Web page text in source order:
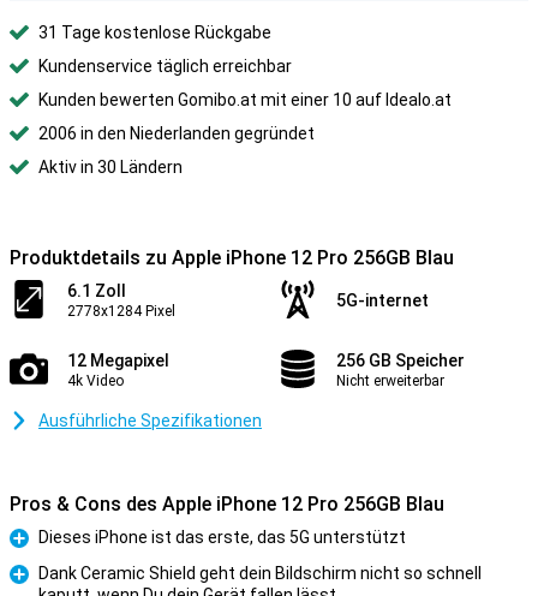
31 Tage kostenlose Rückgabe
Kundenservice täglich erreichbar
Kunden bewerten Gomibo.at mit einer 10 auf Idealo.at
2006 in den Niederlanden gegründet
Aktiv in 30 Ländern
Produktdetails zu Apple iPhone 12 Pro 256GB Blau
6.1 Zoll
2778x1284 Pixel
5G-internet
12 Megapixel
4k Video
256 GB Speicher
Nicht erweiterbar
Ausführliche Spezifikationen
Pros & Cons des Apple iPhone 12 Pro 256GB Blau
Pro
Dieses iPhone ist das erste, das 5G unterstützt
Dank Ceramic Shield geht dein Bildschirm nicht so schnell